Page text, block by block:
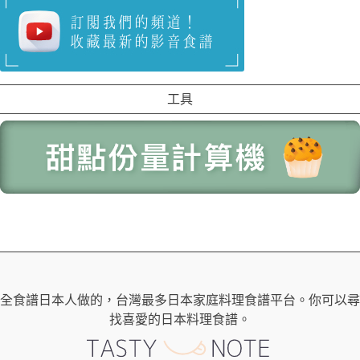
工具
全食譜日本人做的，台灣最多日本家庭料理食譜平台。你可以尋
找喜愛的日本料理食譜。